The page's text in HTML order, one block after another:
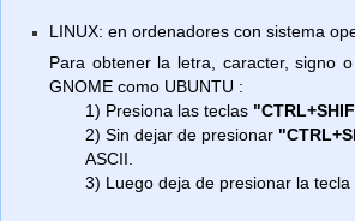
LINUX: en ordenadores con sistema
Para obtener la letra, caracter, signo
GNOME como UBUNTU :
1) Presiona las teclas
2) Sin dejar de presionar
ASCII.
3) Luego deja de presionar la tecla